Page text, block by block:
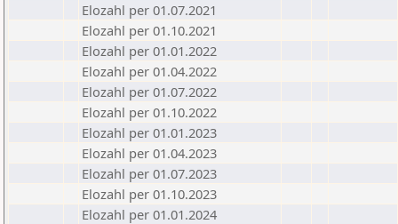
Elozahl per 01.07.2021
Elozahl per 01.10.2021
Elozahl per 01.01.2022
Elozahl per 01.04.2022
Elozahl per 01.07.2022
Elozahl per 01.10.2022
Elozahl per 01.01.2023
Elozahl per 01.04.2023
Elozahl per 01.07.2023
Elozahl per 01.10.2023
Elozahl per 01.01.2024